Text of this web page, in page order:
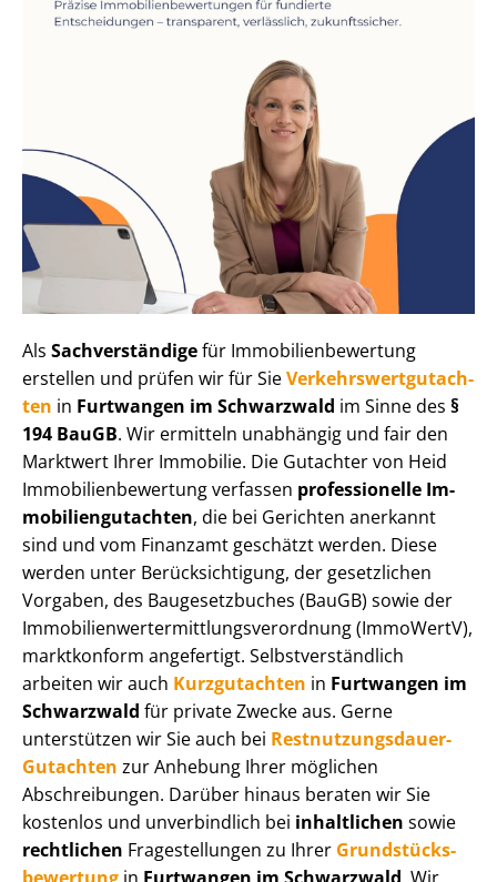
Als Sachverständigefür Im­mo­bi­li­en­be­wer­tung
erstellen und prüfen wir für SieVer­kehrs­wert­gut­ach­
ten in Furtwangen im Schwarzwald im Sinne des §
194 BauGB. Wir ermitteln unabhängig und fair den
Marktwert Ihrer Immobilie. Die Gutachter von Heid
Im­mo­bi­li­en­be­wer­tung verfassen professionelle Im­
mo­bi­li­en­gut­ach­ten, die bei Gerichten anerkannt
sind und vom Finanzamt geschätzt werden. Diese
werden unter Be­rück­sich­ti­gung, der gesetzlichen
Vorgaben, des Baugesetzbuches (BauGB) sowie der
Im­mo­bi­li­en­wert­ermitt­lungs­ver­ord­nung (ImmoWertV),
marktkonform angefertigt. Selbst­ver­ständ­lich
arbeiten wir auch Kurzgutachten in Furtwangen im
Schwarzwald für private Zwecke aus. Gerne
unterstützen wir Sie auch bei Rest­nut­zungs­dau­er-
Gutachten zur Anhebung Ihrer möglichen
Abschreibungen. Darüber hinaus beraten wir Sie
kostenlos und unverbindlich bei inhaltlichen sowie
rechtlichen Fragestellungen zu Ihrer Grund­stücks­